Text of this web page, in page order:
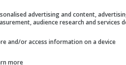
të skriningut mbetet
mes pushteti dhe
përfshirjen bullgarëve në
për anëtarësimin e vendit
advertising and content,
audience research and services
and/or access information on a device
more